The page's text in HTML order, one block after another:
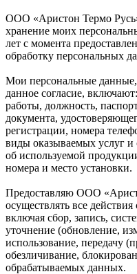
ООО «Аристон Термо
хранение моих
лет с момента
обработку персональных
Мои персональные
данное согласие,
работы, должность,
документа,
регистрации, номера
виды оказываемых услуг
об используемой
номера и место установки.
Предоставляю ООО
осуществлять все
включая сбор, запись,
уточнение (обновление,
использование, передачу
обезличивание,
обрабатываемых данных.